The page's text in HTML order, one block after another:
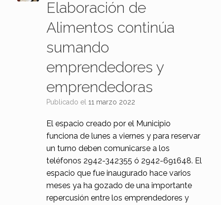
Elaboración de
Alimentos continúa
sumando
emprendedores y
emprendedoras
Publicado el 11 marzo 2022
El espacio creado por el Municipio
funciona de lunes a viernes y para reservar
un turno deben comunicarse a los
teléfonos 2942-342355 ó 2942-691648. El
espacio que fue inaugurado hace varios
meses ya ha gozado de una importante
repercusión entre los emprendedores y